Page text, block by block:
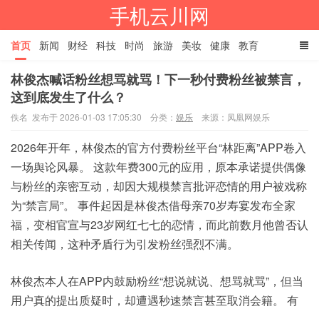
手机云川网
首页 新闻 财经 科技 时尚 旅游 美妆 健康 教育
餐饮 娱乐 体育 家居 TAGS
林俊杰喊话粉丝想骂就骂！下一秒付费粉丝被禁言，
这到底发生了什么？
佚名 发布于 2026-01-03 17:05:30 分类： 娱乐 来源：凤凰网娱乐
2026年开年， 林俊杰的官方付费粉丝平台“林距离”APP卷入
一场舆论风暴。 这款年费300元的应用，原本承诺提供偶像
与粉丝的亲密互动，却因大规模禁言批评恋情的用户被戏称
为“禁言局”。 事件起因是林俊杰借母亲70岁寿宴发布全家
福，变相官宣与23岁网红七七的恋情，而此前数月他曾否认
相关传闻，这种矛盾行为引发粉丝强烈不满。
林俊杰本人在APP内鼓励粉丝“想说就说、想骂就骂”，但当
用户真的提出质疑时，却遭遇秒速禁言甚至取消会籍。 有